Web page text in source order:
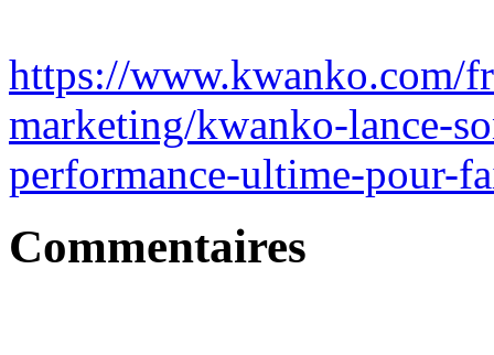
https://www.kwanko.com/
marketing/kwanko-lance-
performance-ultime-pour-
Commentaires